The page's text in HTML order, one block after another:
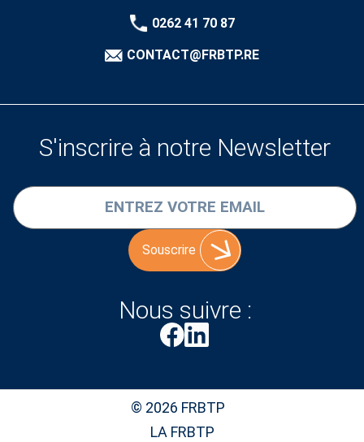
0262 41 70 87
CONTACT@FRBTP.RE
S'inscrire à notre Newsletter
Souscrire
Nous suivre :
© 2026 FRBTP
LA FRBTP